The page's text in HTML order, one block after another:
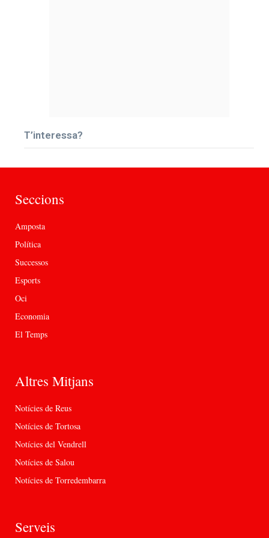
T’interessa?
Seccions
Amposta
Política
Successos
Esports
Oci
Economia
El Temps
Altres Mitjans
Notícies de Reus
Notícies de Tortosa
Notícies del Vendrell
Notícies de Salou
Notícies de Torredembarra
Serveis